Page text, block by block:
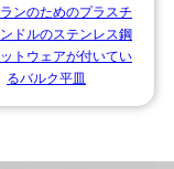
ンのためのプラスチ
ドルのステンレス鋼
トウェアが付いてい
るバルク平皿